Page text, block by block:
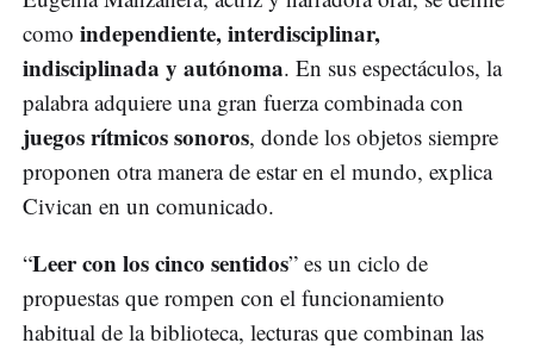
como independiente, interdisciplinar,
indisciplinada y autónoma. En sus espectáculos, la
palabra adquiere una gran fuerza combinada con
juegos rítmicos sonoros, donde los objetos siempre
proponen otra manera de estar en el mundo, explica
Civican en un comunicado.
“Leer con los cinco sentidos” es un ciclo de
propuestas que rompen con el funcionamiento
habitual de la biblioteca, lecturas que combinan las